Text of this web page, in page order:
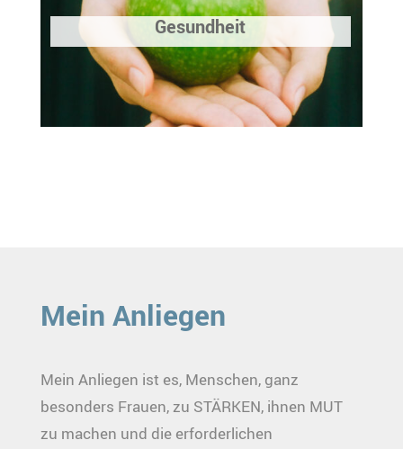
Gesundheit
Mein Anliegen
Mein Anliegen ist es, Menschen, ganz
besonders Frauen, zu STÄRKEN, ihnen MUT
zu machen und die erforderlichen